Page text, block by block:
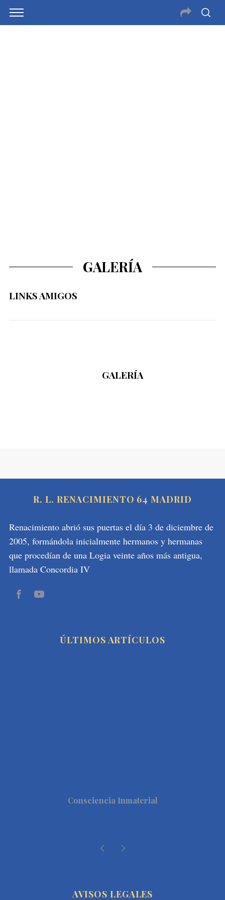
GALERÍA
LINKS AMIGOS
GALERÍA
R. L. RENACIMIENTO 64 MADRID
Renacimiento abrió sus puertas el día 3 de diciembre de
2005, formándola inicialmente hermanos y hermanas
que procedían de una Logia veinte años más antigua,
llamada Concordia IV
ÚLTIMOS ARTÍCULOS
Consciencia Inmaterial
AVISOS LEGALES
a
c
r
: